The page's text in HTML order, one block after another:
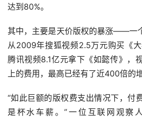
达到80%。
其中，主要是天价版权的暴涨——一
从2009年搜狐视频2.5万元购买《
腾讯视频8.1亿元拿下《如懿传》，
上的费用，最高已经有了近400倍的增
“如此巨额的版权费支出情况下，付
是杯水车薪。”一位互联网观察